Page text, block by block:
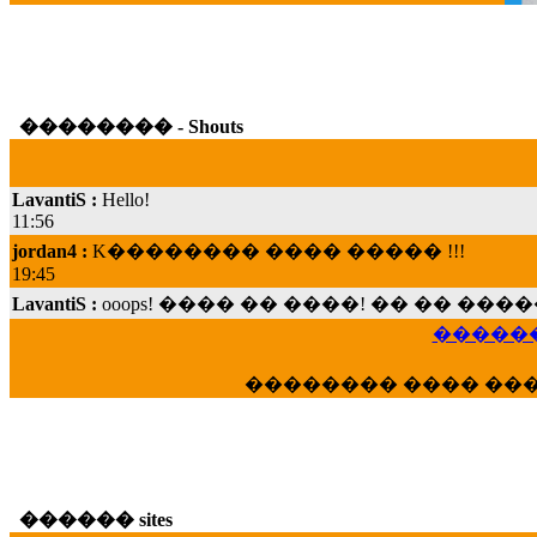
�������� - Shouts
11:56
jordan4 :
19:45
LavantiS :
���; ���� ��� ��� �������� ����
veronica :E���� 2012 ��� ����� ���
�������� ����
������ sites